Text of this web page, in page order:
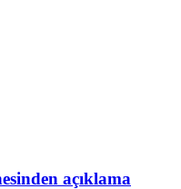
açıklama